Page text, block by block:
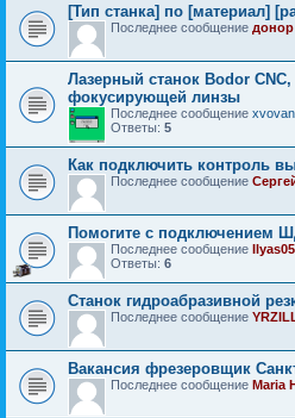
[Тип станка] по [материал]
Последнее сообщение донор
Лазерный станок Bodor
фокусирующей линзы
Последнее сообщение
Ответы: 5
Как подключить контроль
Последнее сообщение
Помогите с подключением
Последнее сообщение
Ответы: 6
Станок гидроабразивной
Последнее сообщение
Вакансия фрезеровщик
Последнее сообщение Maria